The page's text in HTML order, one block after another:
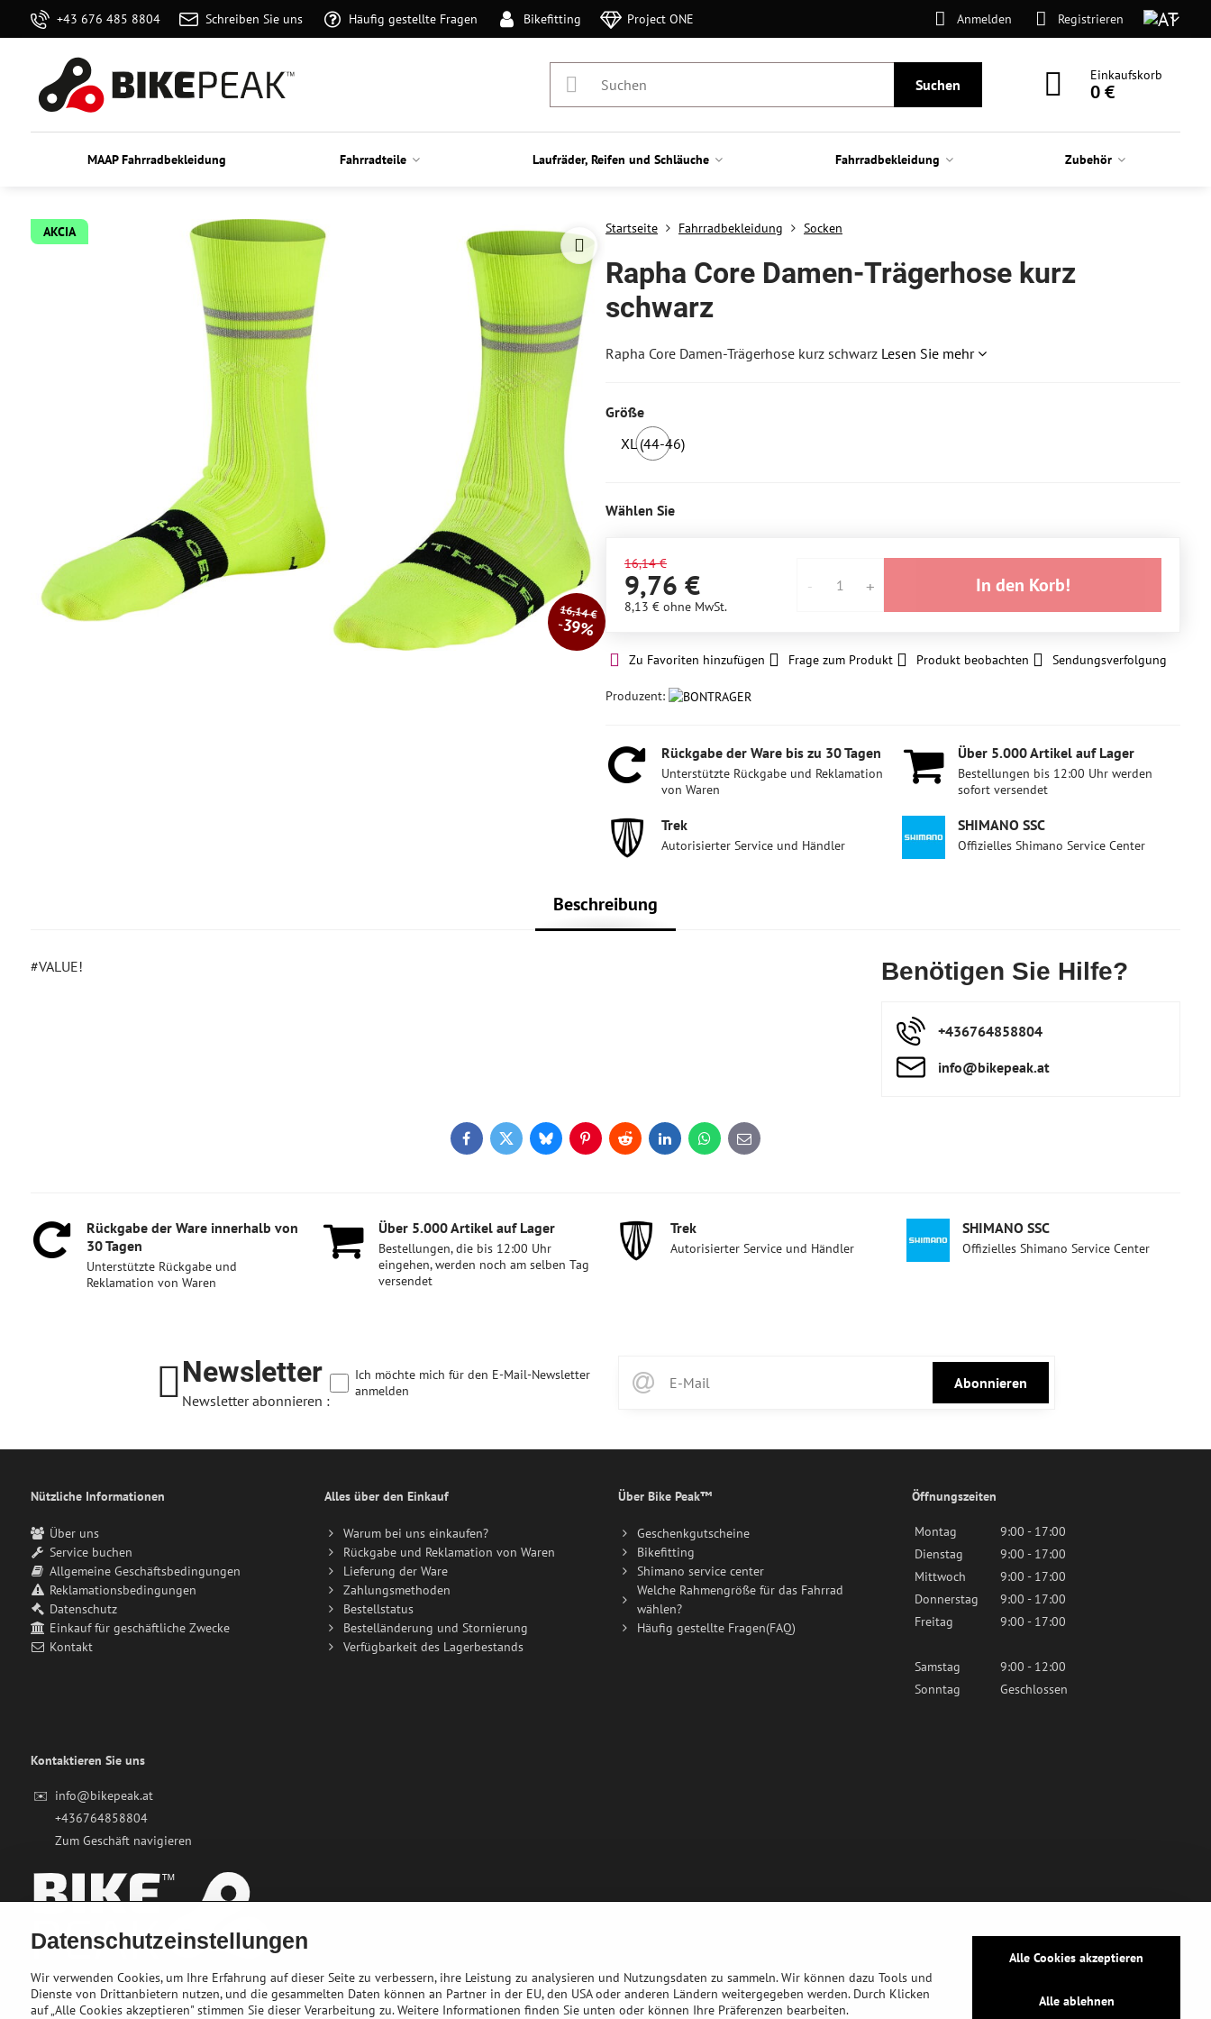
+43 676 485 8804 Schreiben Sie uns Häufig gestellte Fragen Bikefitting Project ONE Anmelden Registrieren
Suchen
Einkaufskorb
0 €
MAAP Fahrradbekleidung Fahrradteile Laufräder, Reifen und Schläuche Fahrradbekleidung Zubehör
AKCIA
16,14 €
39%
Startseite Fahrradbekleidung Socken
Rapha Core Damen-Trägerhose kurz
schwarz
Rapha Core Damen-Trägerhose kurz schwarz Lesen Sie mehr
Größe
XL (44-46)
auf
Wählen Sie
16,14 €
9,76 €
8,13 € ohne MwSt.
In den Korb!
Zu Favoriten hinzufügen Frage zum Produkt Produkt beobachten Sendungsverfolgung
Produzent:
Rückgabe der Ware bis zu 30 Tagen
Unterstützte Rückgabe und Reklamation
von Waren
Über 5​.000 Artikel auf Lager
Bestellungen bis 12:00 Uhr werden
sofort versendet
Trek
Autorisierter Service und Händler
SHIMANO SSC
Offizielles Shimano Service Center
Beschreibung
#VALUE! Benötigen Sie Hilfe?
+436764858804
info​@bikepeak​.at
FacebookTwitterBlueskyPinterestRedditLinkedInWhatsApp
E-
mail
Rückgabe der Ware innerhalb von
30 Tagen
Unterstützte Rückgabe und
Reklamation von Waren
Über 5​.000 Artikel auf Lager
Bestellungen, die bis 12:00 Uhr
eingehen, werden noch am selben Tag
versendet
Trek
Autorisierter Service und Händler
SHIMANO SSC
Offizielles Shimano Service Center
Newsletter
Newsletter abonnieren :
Abonnieren
Ich möchte mich für den E-Mail-Newsletter
anmelden
Nützliche Informationen
Über uns
Service buchen
Allgemeine Geschäftsbedingungen
Reklamationsbedingungen
Datenschutz
Einkauf für geschäftliche Zwecke
Kontakt
Alles über den Einkauf
Warum bei uns einkaufen?
Rückgabe und Reklamation von Waren
Lieferung der Ware
Zahlungsmethoden
Bestellstatus
Bestelländerung und Stornierung
Verfügbarkeit des Lagerbestands
Über Bike Peak™
Geschenkgutscheine
Bikefitting
Shimano service center
Welche Rahmengröße für das Fahrrad
wählen?
Häufig gestellte Fragen(FAQ)
Öffnungszeiten
Montag
9:00 - 17:00
Dienstag
9:00 - 17:00
Mittwoch
9:00 - 17:00
Donnerstag
9:00 - 17:00
Freitag
9:00 - 17:00
Samstag
9:00 - 12:00
Sonntag
Geschlossen
Kontaktieren Sie uns
✉️ info@bikepeak.at
+436764858804
Zum Geschäft navigieren
Datenschutzeinstellungen
Wir verwenden Cookies, um Ihre Erfahrung auf dieser Seite zu verbessern, ihre Leistung zu analysieren und Nutzungsdaten zu sammeln. Wir können dazu Tools und
Dienste von Drittanbietern nutzen, und die gesammelten Daten können an Partner in der EU, den USA oder anderen Ländern weitergegeben werden. Durch Klicken
auf „Alle Cookies akzeptieren" stimmen Sie dieser Verarbeitung zu. Weitere Informationen finden Sie unten oder können Ihre Präferenzen bearbeiten.
Alle Cookies akzeptieren
Alle ablehnen